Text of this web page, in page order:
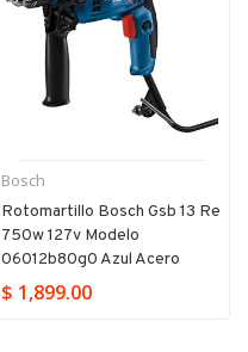
Bosch
Rotomartillo Bosch Gsb 13 Re
750w 127v Modelo
06012b80g0 Azul Acero
$ 1,899.00